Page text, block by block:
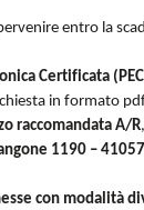
entro la
Certificata
in formato
raccomandata A/R
1190 –
con modalità